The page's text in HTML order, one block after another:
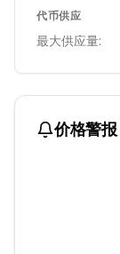
代币供应
最大供应量:
价格警报